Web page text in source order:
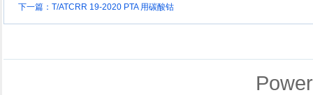
下一篇： T/ATCRR 19-2020 PTA 用碳酸钴